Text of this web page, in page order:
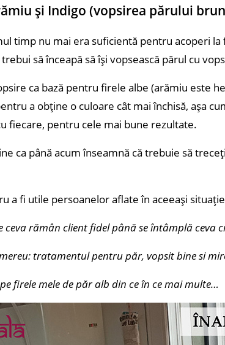
și Indigo (vopsirea părului
timp nu mai era suficientă pentru acoperi
să înceapă să își vopsească părul cu
ca bază pentru firele albe (arămiu este
a obține o culoare cât mai închisă, așa
fiecare, pentru cele mai bune rezultate.
ca până acum înseamnă că trebuie să
a fi utile persoanelor aflate în aceeași
ceva rămân client fidel până se întâmplă ceva
tratamentul pentru păr, vopsit bine si
firele mele de păr alb din ce în ce mai multe…